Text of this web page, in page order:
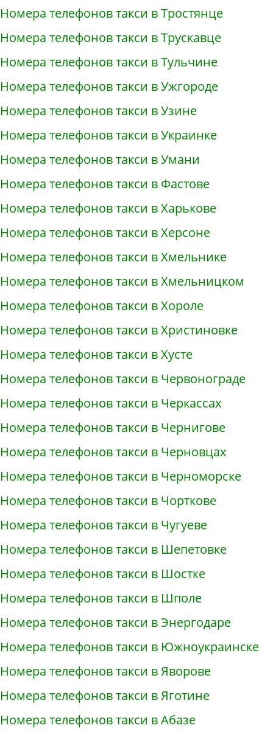
Номера телефонов такси в Тростянце
Номера телефонов такси в Трускавце
Номера телефонов такси в Тульчине
Номера телефонов такси в Ужгороде
Номера телефонов такси в Узине
Номера телефонов такси в Украинке
Номера телефонов такси в Умани
Номера телефонов такси в Фастове
Номера телефонов такси в Харькове
Номера телефонов такси в Херсоне
Номера телефонов такси в Хмельнике
Номера телефонов такси в Хмельницком
Номера телефонов такси в Хороле
Номера телефонов такси в Христиновке
Номера телефонов такси в Хусте
Номера телефонов такси в Червонограде
Номера телефонов такси в Черкассах
Номера телефонов такси в Чернигове
Номера телефонов такси в Черновцах
Номера телефонов такси в Черноморске
Номера телефонов такси в Чорткове
Номера телефонов такси в Чугуеве
Номера телефонов такси в Шепетовке
Номера телефонов такси в Шостке
Номера телефонов такси в Шполе
Номера телефонов такси в Энергодаре
Номера телефонов такси в Южноукраинске
Номера телефонов такси в Яворове
Номера телефонов такси в Яготине
Номера телефонов такси в Абазе